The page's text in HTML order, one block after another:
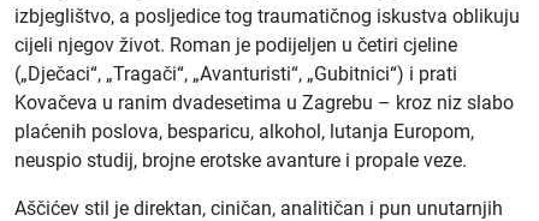
izbjeglištvo, a posljedice tog traumatičnog iskustva oblikuju
cijeli njegov život. Roman je podijeljen u četiri cjeline
(„Dječaci“, „Tragači“, „Avanturisti“, „Gubitnici“) i prati
Kovačeva u ranim dvadesetima u Zagrebu – kroz niz slabo
plaćenih poslova, besparicu, alkohol, lutanja Europom,
neuspio studij, brojne erotske avanture i propale veze.
Aščićev stil je direktan, ciničan, analitičan i pun unutarnjih